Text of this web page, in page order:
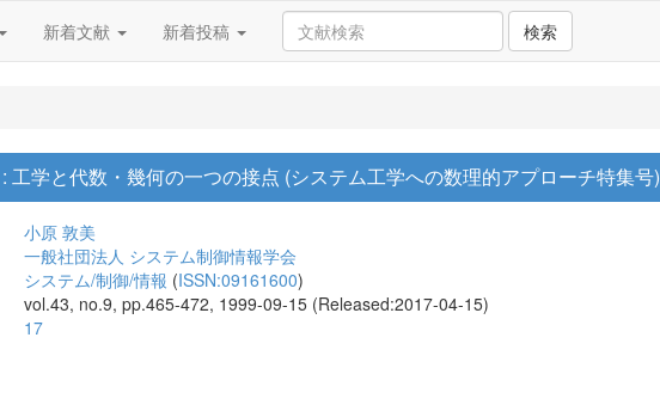
新着文献 新着投稿 検索
工学と代数・幾何の一つの接点 (システム工学への数理的アプローチ特集号)
小原 敦美
一般社団法人 システム制御情報学会
システム/制御/情報 (ISSN:09161600)
vol.43, no.9, pp.465-472, 1999-09-15 (Released:2017-04-15)
17